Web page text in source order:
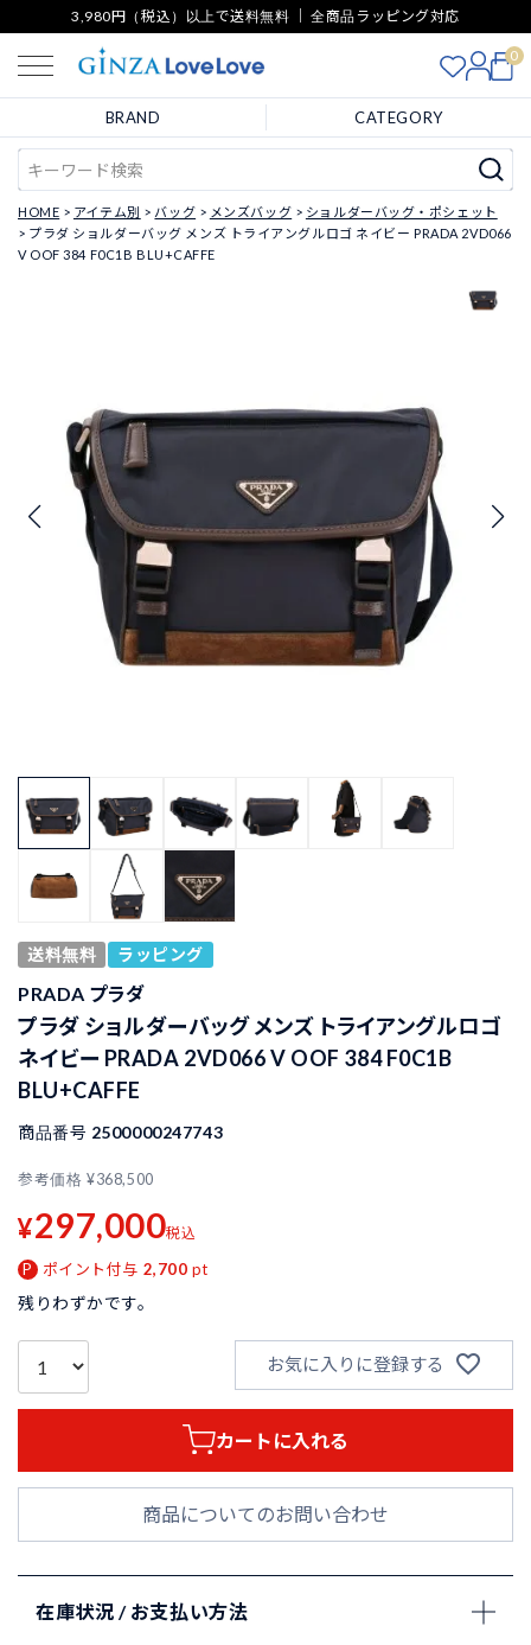
3,980円（税込）以上で送料無料 ｜ 全商品ラッピング対応
0
BRAND CATEGORY
HOME アイテム別 バッグ メンズバッグ
ショルダーバッグ・ポシェット
プラダ ショルダーバッグ メンズ トライアングルロゴ ネイビー PRADA 2VD066
V OOF 384 F0C1B BLU+CAFFE
送料無料 ラッピング
PRADA プラダ
プラダ ショルダーバッグ メンズ トライアングルロゴ
ネイビー PRADA 2VD066 V OOF 384 F0C1B
BLU+CAFFE
商品番号 2500000247743
参考価格 ¥368,500
¥297,000税込
ポイント付与 2,700 pt
残りわずかです。
お気に入りに登録する
カートに入れる
商品についてのお問い合わせ
在庫状況 / お支払い方法